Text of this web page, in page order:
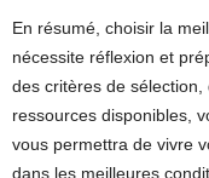
En résumé, choisir la
nécessite réflexion et
des critères de sélection,
ressources disponibles,
vous permettra de vivre
dans les meilleures